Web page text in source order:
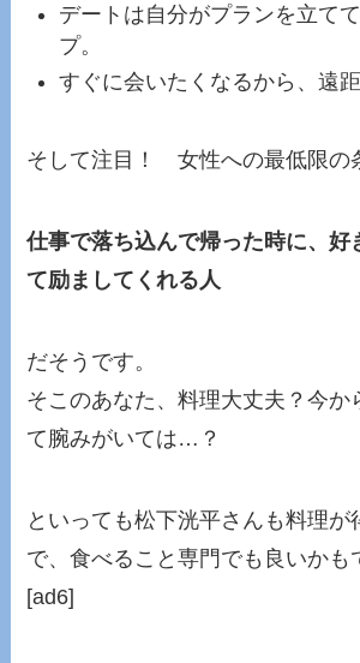
デートは自分がプランを立て
プ。
すぐに会いたくなるから、遠距
そして注目！ 女性への最低限の
仕事で落ち込んで帰った時に、好
て励ましてくれる人
だそうです。
そこのあなた、料理大丈夫？今か
て腕みがいては…？
といっても松下洸平さんも料理が
で、食べること専門でも良いかも
[ad6]